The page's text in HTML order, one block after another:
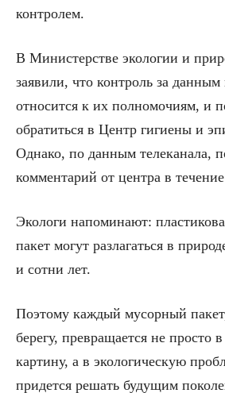
контролем.
В Министерстве экологии и
заявили, что контроль за
относится к их полномочиям, и
обратиться в Центр гигиены и
Однако, по данным телеканала,
комментарий от центра в
Экологи напоминают:
пакет могут разлагаться в
и сотни лет.
Поэтому каждый мусорный
берегу, превращается не просто
картину, а в экологическую
придется решать будущим